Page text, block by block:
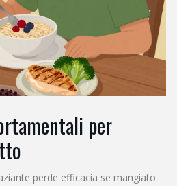
per
perde efficacia se mangiato